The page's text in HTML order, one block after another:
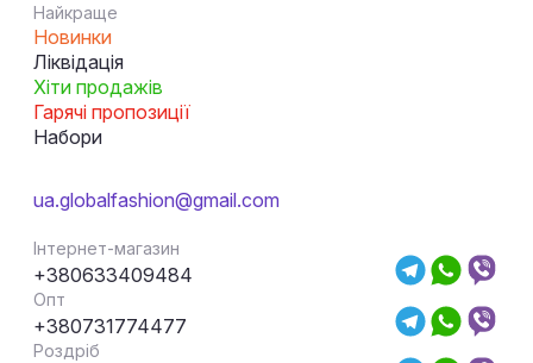
Найкраще
Новинки
Ліквідація
Хіти продажів
Гарячі пропозиції
Набори
ua.globalfashion@gmail.com
Інтернет-магазин
+380633409484
Опт
+380731774477
Роздріб